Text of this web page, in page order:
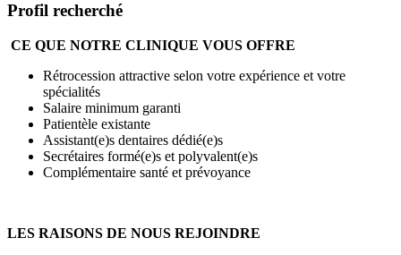
Profil recherché
CE QUE NOTRE CLINIQUE VOUS OFFRE
Rétrocession attractive selon votre expérience et votre
spécialités
Salaire minimum garanti
Patientèle existante
Assistant(e)s dentaires dédié(e)s
Secrétaires formé(e)s et polyvalent(e)s
Complémentaire santé et prévoyance
LES RAISONS DE NOUS REJOINDRE